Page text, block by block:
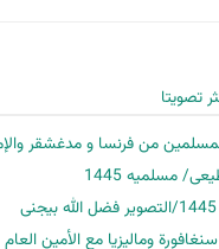
تصويتا
من فرنسا و مدغشقر
مسلمیه 1445
وماليزيا مع الأمين